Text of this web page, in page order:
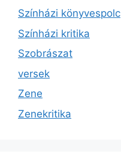
Színházi könyvespolc
Színházi kritika
Szobrászat
versek
Zene
Zenekritika